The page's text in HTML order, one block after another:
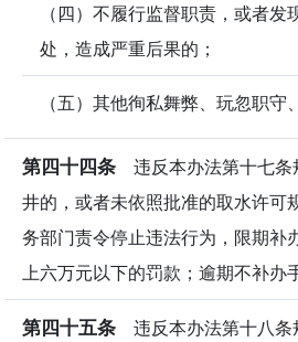
（四）不履行监督职责，或者发
处，造成严重后果的；
（五）其他徇私舞弊、玩忽职守
第四十四条 违反本办法第十七条
井的，或者未依照批准的取水许可
务部门责令停止违法行为，限期补
上六万元以下的罚款；逾期不补办
第四十五条 违反本办法第十八条